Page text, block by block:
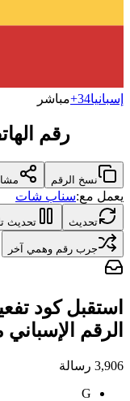
إسبانيا+34مباشر
رقم
نسخ الرقم
يعمل مع:سناب شات
تحديث تحديث
جرب رقم وهمي آخر
استقبل كود
الرقم الإسباني
3,906 رسالة
G